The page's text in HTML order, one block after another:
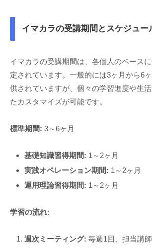
イマカラの受講期間とスケジュー
イマカラの受講期間は、各個人のペース
定されています。一般的には3ヶ月から6
供されていますが、個々の学習進度や生
たカスタマイズが可能です。
標準期間: 3～6ヶ月
基礎知識習得期間: 1～2ヶ月
実践オペレーション期間: 1～2ヶ月
運用理論習得期間: 1～2ヶ月
学習の流れ:
週次ミーティング: 毎週1回、担当講